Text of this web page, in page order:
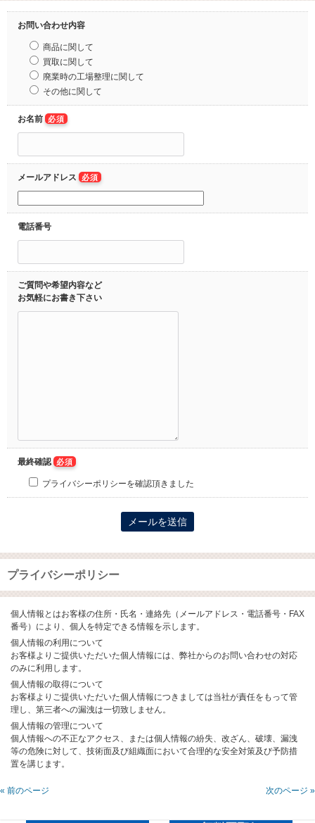
お問い合わせ内容
商品に関して
買取に関して
廃業時の工場整理に関して
その他に関して
お名前 必須
メールアドレス 必須
電話番号
ご質問や希望内容など
お気軽にお書き下さい
最終確認 必須
プライバシーポリシーを確認頂きました
プライバシーポリシー
個人情報とはお客様の住所・氏名・連絡先（メールアドレス・電話番号・FAX
番号）により、個人を特定できる情報を示します。
個人情報の利用について
お客様よりご提供いただいた個人情報には、弊社からのお問い合わせの対応
のみに利用します。
個人情報の取得について
お客様よりご提供いただいた個人情報につきましては当社が責任をもって管
理し、第三者への漏洩は一切致しません。
個人情報の管理について
個人情報への不正なアクセス、または個人情報の紛失、改ざん、破壊、漏洩
等の危険に対して、技術面及び組織面において合理的な安全対策及び予防措
置を講じます。
« 前のページ 次のページ »